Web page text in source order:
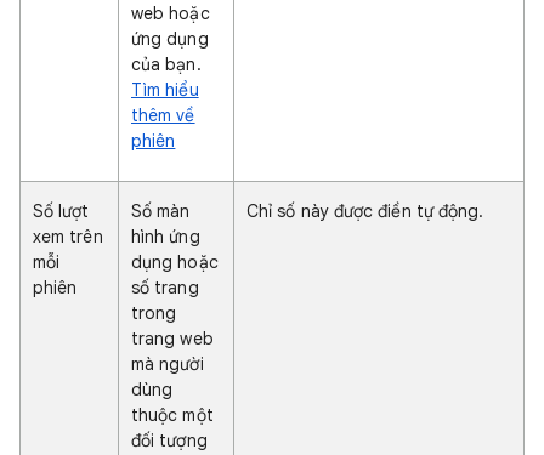
web hoặc
ứng dụng
của bạn.
Tìm hiểu
thêm về
phiên
Số lượt
xem trên
mỗi
phiên
Số màn
hình ứng
dụng hoặc
số trang
trong
trang web
mà người
dùng
thuộc một
đối tượng
Chỉ số này được điền tự động.